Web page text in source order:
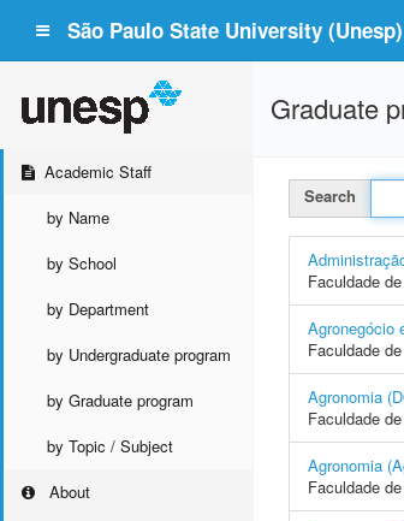
São Paulo State University
Academic Staff
by Name
by School
by Department
by Undergraduate program
by Graduate program
by Topic / Subject
About
Graduate
Search
Faculdade
Agronegócio
Faculdade
Agronomia
Faculdade
Agronomia
Faculdade